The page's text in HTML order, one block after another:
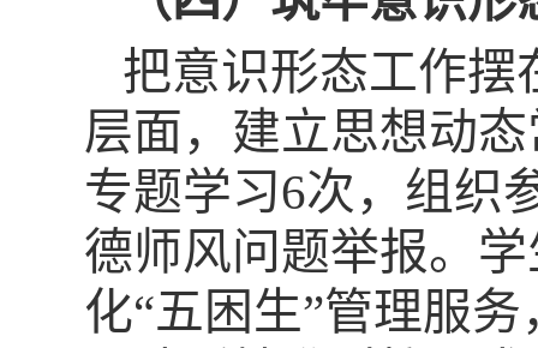
把意识形态工作摆
层面，建立思想动
专题学习6次，组织
德师风问题举报。
化“五困生”管理服